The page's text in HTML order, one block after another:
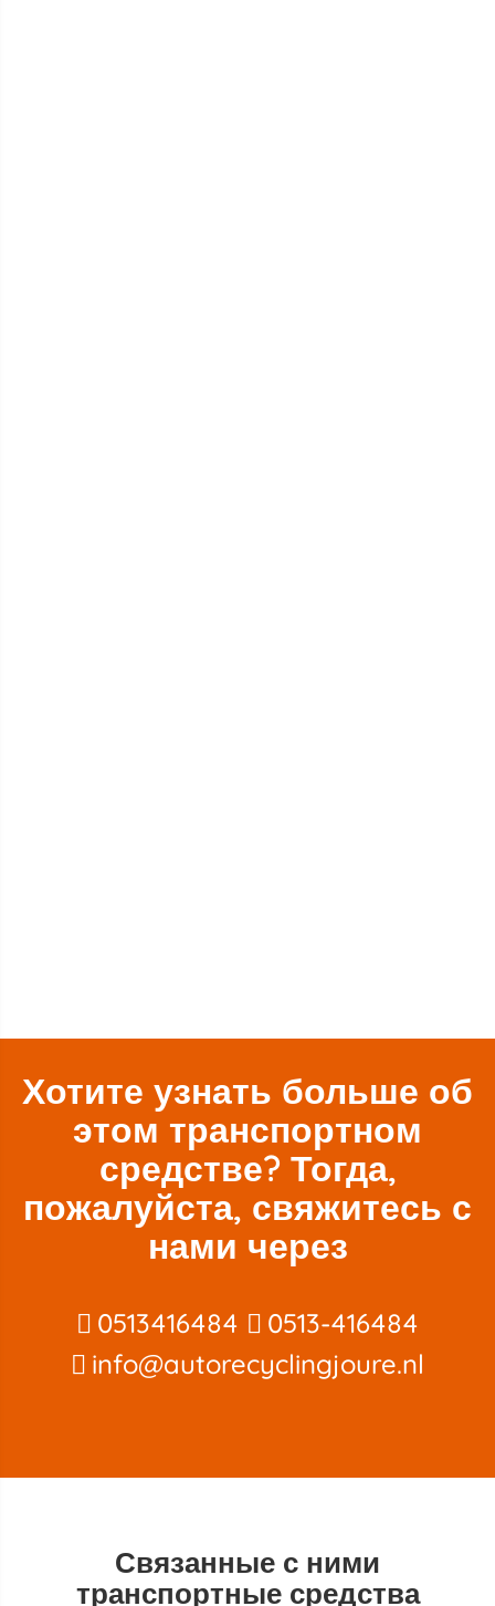
Хотите узнать больше об
этом транспортном
средстве? Тогда,
пожалуйста, свяжитесь с
нами через
0513416484
0513-416484
info@autorecyclingjoure.nl
Связанные с ними
транспортные средства